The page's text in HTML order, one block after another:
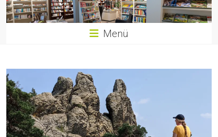
Menü